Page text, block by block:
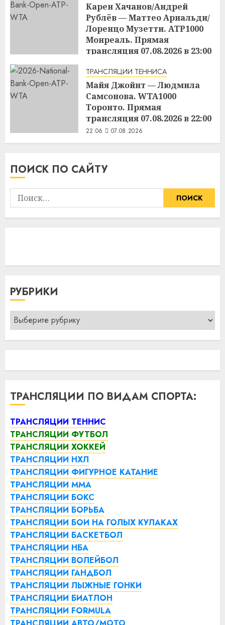
Карен Хачанов/Андрей
Рублёв — Маттео Арнальди/
Лоренцо Музетти. ATP1000
Монреаль. Прямая
трансляция 07.08.2026 в 23:00
ТРАНСЛЯЦИИ ТЕННИСА
Майя Джойнт — Людмила
Самсонова. WTA1000
Торонто. Прямая
трансляция 07.08.2026 в 22:00
22:06 07.08.2026
ПОИСК ПО САЙТУ
Найти:
РУБРИКИ
Рубрики
ТРАНСЛЯЦИИ ПО ВИДАМ СПОРТА:
ТРАНСЛЯЦИИ ТЕННИС
ТРАНСЛЯЦИИ ФУТБОЛ
ТРАНСЛЯЦИИ ХОККЕЙ
ТРАНСЛЯЦИИ НХЛ
ТРАНСЛЯЦИИ ФИГУРНОЕ КАТАНИЕ
ТРАНСЛЯЦИИ ММА
ТРАНСЛЯЦИИ БОКС
ТРАНСЛЯЦИИ БОРЬБА
ТРАНСЛЯЦИИ БОИ НА ГОЛЫХ КУЛАКАХ
ТРАНСЛЯЦИИ БАСКЕТБОЛ
ТРАНСЛЯЦИИ НБА
ТРАНСЛЯЦИИ ВОЛЕЙБОЛ
ТРАНСЛЯЦИИ ГАНДБОЛ
ТРАНСЛЯЦИИ ЛЫЖНЫЕ ГОНКИ
ТРАНСЛЯЦИИ БИАТЛОН
ТРАНСЛЯЦИИ FORMULA